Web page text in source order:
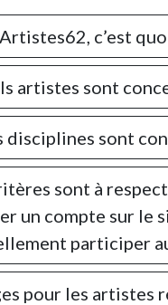
Artistes62, c’est
artistes sont
disciplines sont
sont à
un compte sur le
participer
pour les artistes